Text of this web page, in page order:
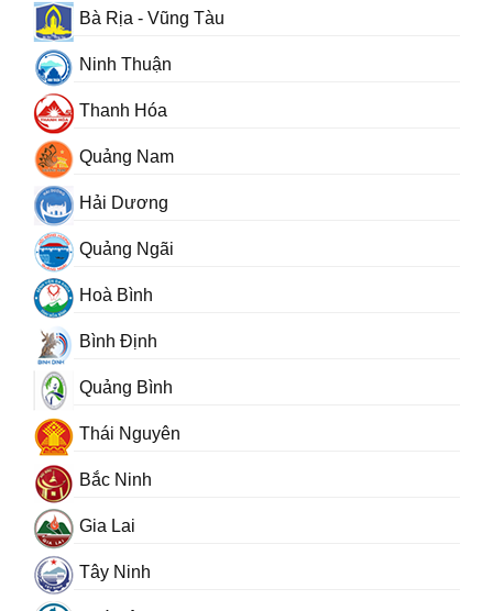
Bà Rịa - Vũng Tàu
Ninh Thuận
Thanh Hóa
Quảng Nam
Hải Dương
Quảng Ngãi
Hoà Bình
Bình Định
Quảng Bình
Thái Nguyên
Bắc Ninh
Gia Lai
Tây Ninh